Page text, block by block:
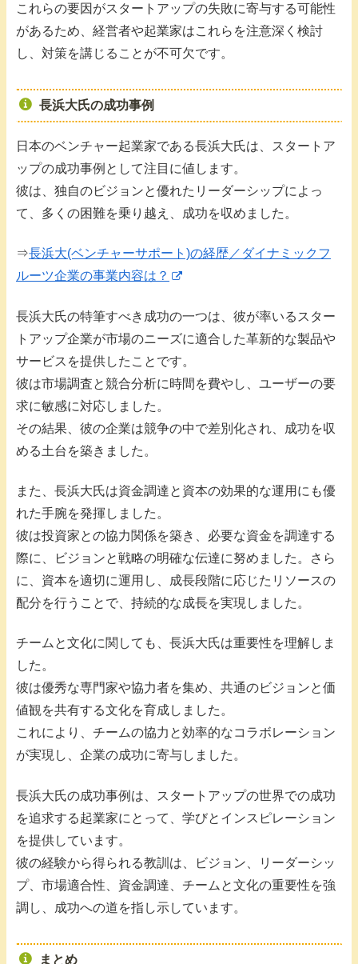
これらの要因がスタートアップの失敗に寄与する可能性
があるため、経営者や起業家はこれらを注意深く検討
し、対策を講じることが不可欠です。
長浜大氏の成功事例
日本のベンチャー起業家である長浜大氏は、スタートア
ップの成功事例として注目に値します。
彼は、独自のビジョンと優れたリーダーシップによっ
て、多くの困難を乗り越え、成功を収めました。
⇒長浜大(ベンチャーサポート)の経歴／ダイナミックフ
ルーツ企業の事業内容は？
長浜大氏の特筆すべき成功の一つは、彼が率いるスター
トアップ企業が市場のニーズに適合した革新的な製品や
サービスを提供したことです。
彼は市場調査と競合分析に時間を費やし、ユーザーの要
求に敏感に対応しました。
その結果、彼の企業は競争の中で差別化され、成功を収
める土台を築きました。
また、長浜大氏は資金調達と資本の効果的な運用にも優
れた手腕を発揮しました。
彼は投資家との協力関係を築き、必要な資金を調達する
際に、ビジョンと戦略の明確な伝達に努めました。さら
に、資本を適切に運用し、成長段階に応じたリソースの
配分を行うことで、持続的な成長を実現しました。
チームと文化に関しても、長浜大氏は重要性を理解しま
した。
彼は優秀な専門家や協力者を集め、共通のビジョンと価
値観を共有する文化を育成しました。
これにより、チームの協力と効率的なコラボレーション
が実現し、企業の成功に寄与しました。
長浜大氏の成功事例は、スタートアップの世界での成功
を追求する起業家にとって、学びとインスピレーション
を提供しています。
彼の経験から得られる教訓は、ビジョン、リーダーシッ
プ、市場適合性、資金調達、チームと文化の重要性を強
調し、成功への道を指し示しています。
まとめ